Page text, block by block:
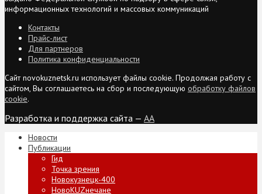
информационных технологий и массовых коммуникаций
Контакты
Прайс-лист
Для партнеров
Политика конфиденциальности
Сайт novokuznetsk.ru использует файлы cookie. Продолжая работу с
сайтом, Вы соглашаетесь на сбор и последующую обработку файлов
cookie.
Разработка и поддержка сайта — AA
Новости
Публикации
Гид
Точка зрения
Новокузнецк-400
НовоKUZнечане